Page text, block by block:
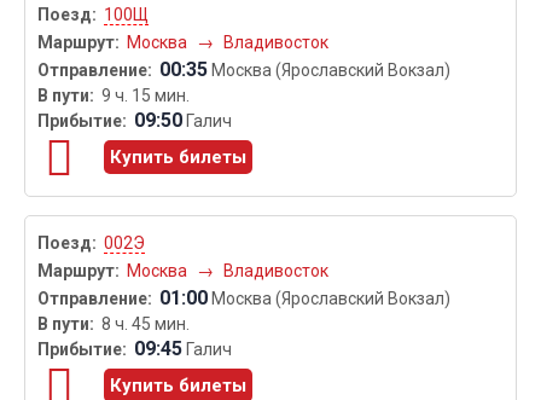
100Щ
Москва
→ Владивосток
00:35 Москва (Ярославский Вокзал)
9 ч. 15 мин.
09:50 Галич
Купить билеты
002Э
Москва
→ Владивосток
01:00 Москва (Ярославский Вокзал)
8 ч. 45 мин.
09:45 Галич
Купить билеты